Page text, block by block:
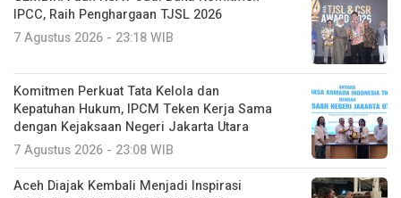
Komitmen Perkuat Tata Kelola dan
Kepatuhan Hukum, IPCM Teken Kerja Sama
7 Agustus 2026 - 23:08 WIB
Aceh Diajak Kembali Menjadi Inspirasi
Indonesia, Rafly Kande: Belajar dari
Kejayaan Masa Lalu
7 Agustus 2026 - 20:14 WIB